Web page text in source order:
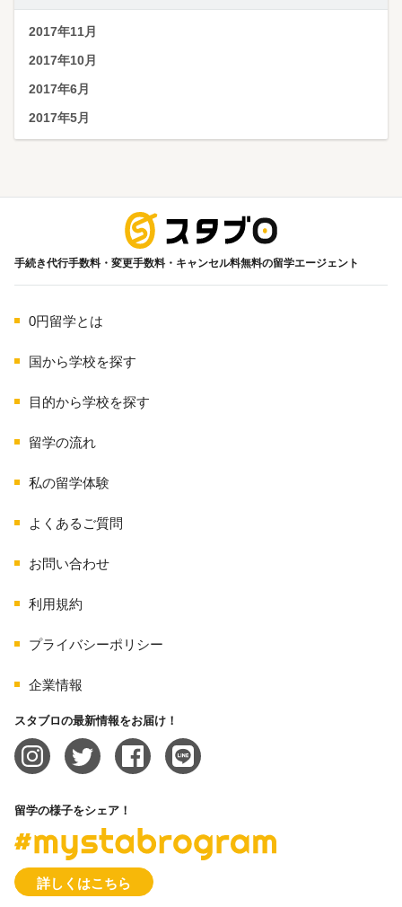
2017年11月
2017年10月
2017年6月
2017年5月
手続き代行手数料・変更手数料・キャンセル料無料の留学エージェント
0円留学とは
国から学校を探す
目的から学校を探す
留学の流れ
私の留学体験
よくあるご質問
お問い合わせ
利用規約
プライバシーポリシー
企業情報
スタブロの最新情報をお届け！
留学の様子をシェア！
詳しくはこちら